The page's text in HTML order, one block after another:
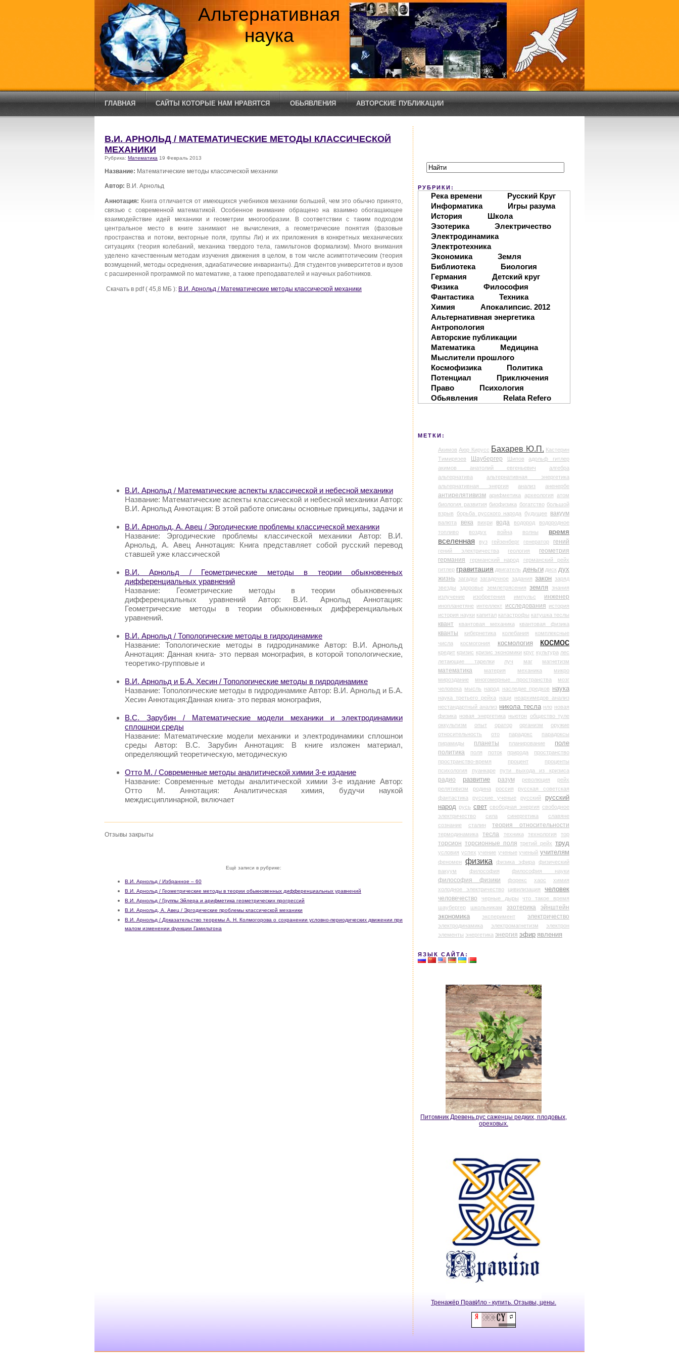
Альтернативная
наука
ГЛАВНАЯ САЙТЫ КОТОРЫЕ НАМ НРАВЯТСЯ ОБЬЯВЛЕНИЯ АВТОРСКИЕ ПУБЛИКАЦИИ
В.И. АРНОЛЬД / МАТЕМАТИЧЕСКИЕ МЕТОДЫ КЛАССИЧЕСКОЙ
МЕХАНИКИ
Рубрика: Математика 19 Февраль 2013
Название: Математические методы классической механики
Автор: В.И. Арнольд
Аннотация: Книга отличается от имеющихся учебников механики большей, чем это обычно принято,
связью с современной математикой. Особенное внимание обращено на взаимно обогащающее
взаимодействие идей механики и геометрии многообразии. В соответствии с таким подходом
центральное место в книге занимают не вычисления, а геометрические понятия (фазовые
пространства и потоки, векторные поля, группы Ли) и их приложения в конкретных механических
ситуациях (теория колебаний, механика твердого тела, гамильтонов формализм). Много внимания
уделено качественным методам изучения движения в целом, в том числе асимптотическим (теория
возмущений, методы осреднения, адиабатические инварианты). Для студентов университетов и вузов
с расширенной программой по математике, а также преподавателей и научных работников.
Скачать в pdf ( 45,8 МБ ): В.И. Арнольд / Математические методы классической механики
В.И. Арнольд / Математические аспекты классической и небесной механики
Название: Математические аспекты классической и небесной механики Автор:
В.И. Арнольд Аннотация: В этой работе описаны основные принципы, задачи и
В.И. Арнольд, А. Авец / Эргодические проблемы классической механики
Название: Эргодические проблемы классической механики Автор: В.И.
Арнольд, А. Авец Аннотация: Книга представляет собой русский перевод
ставшей уже классической
В.И. Арнольд / Геометрические методы в теории обыкновенных
дифференциальных уравнений
Название: Геометрические методы в теории обыкновенных
дифференциальных уравнений Автор: В.И. Арнольд Аннотация:
Геометрические методы в теории обыкновенных дифференциальных
уравнений.
В.И. Арнольд / Топологические методы в гидродинамике
Название: Топологические методы в гидродинамике Автор: В.И. Арнольд
Аннотация: Данная книга- это первая монография, в которой топологиче­ские,
теоретико-групповые и
В.И. Арнольд и Б.А. Хесин / Топологические методы в гидродинамике
Название: Топологические методы в гидродинамике Автор: В.И. Арнольд и Б.А.
Хесин Аннотация:Данная книга- это первая монография,
В.С. Зарубин / Математические модели механики и электродинамики
сплошнои среды
Название: Математические модели механики и электродинамики сплошнои
среды Автор: В.С. Зарубин Аннотация: В книге изложен материал,
определяющий теоретическую, методическую
Отто М. / Современные методы аналитической химии 3-е издание
Название: Современные методы аналитической химии 3-е издание Автор:
Отто М. Аннотация: Аналитическая химия, будучи наукой
междисциплинарной, включает
Отзывы закрыты
Ещё записи в рубрике:
В.И. Арнольд / Избранное – 60
В.И. Арнольд / Геометрические методы в теории обыкновенных дифференциальных уравнений
В.И. Арнольд / Группы Эйлера и арифметика геометрических прогрессий
В.И. Арнольд, А. Авец / Эргодические проблемы классической механики
В.И. Арнольд / Доказательство теоремы А. Н. Колмогорова о сохранении условно-периодических движении при
малом изменении функции Гамильтона
РУБРИКИ:
Река времени
Русский Круг
Информатика
Игры разума
История
Школа
Эзотерика
Электричество
Электродинамика
Электротехника
Экономика
Земля
Библиотека
Биология
Германия
Детский круг
Физика
Философия
Фантастика
Техника
Химия
Апокалипсис. 2012
Альтернативная энергетика
Антропология
Авторские публикации
Математика
Медицина
Мыслители прошлого
Космофизика
Политика
Потенциал
Приключения
Право
Психология
Обьявления
Relata Refero
МЕТКИ:
Акимов Аюр Кирусс Бахарев Ю.П. Кастерин
Тимирязев
Шаубергер Шипов
адольф гитлер
акимов анатолий евгеньевич
алгебра
альтернатива
альтернативная энергетика
альтернативная энергия
анализ аненербе
антирелятивизм арифметика археология атом
биология развития биофизика богатство большой
взрыв
борьба русского народа будущее вакуум
валюта века вихри вода водород
водородное
топливо
воздух война волны
время
вселенная
вуз гейзенберг генератор гений
гений электричества геология
геометрия
германия
германский народ
германский рейх
гитлер гравитация двигатель деньги диск дух
жизнь загадки загадочное задания закон заряд
звезды
здоровье землетрясения земля
знания
излучение
изобретения импульс инженер
инопланетяне интеллект исследования история
история науки капитал катастрофы катушка теслы
квант квантовая механика квантовая физика
кванты кибернетика колебания
комплексные
числа
космогония космология космос
кредит кризис кризис экономики круг культура лес
летающие тарелки
луч маг магнетизм
математика материя механика
микро
мироздание
многомерные пространства
мозг
человека мысль народ наследие предков наука
наука третьего рейха наци
неархимедов анализ
нестандартный анализ никола тесла нло новая
физика новая энергетика ньютон общество туле
оккультизм
опыт оратор организм
оружие
относительность
ото парадокс
парадоксы
пирамиды
планеты планирование
поле
политика
поля поток природа
пространство
пространство-время
процент
проценты
психология
пуанкаре пути выхода из кризиса
радио развитие разум революция
рейх
релятивизм
родина россия
русская советская
фантастика
русские ученые русский
русский
народ русь свет свободная энергия свободное
электричество
сила синергетика
славяне
сознание
сталин теория относительности
термодинамика тесла техника технология тор
торсион торсионные поля третий рейх труд
условия успех учение ученые ученый учителям
феномен физика физика эфира
физический
вакуум
философия философия науки
философия физики форекс хаос
химия
холодное электричество
цивилизация человек
человечество черные дыры
что такое время
шаубергер
школьникам эзотерика
эйнштейн
экономика
эксперимент электричество
электродинамика электромагнетизм
электрон
элементы энергетика энергия эфир явления
ЯЗЫК САЙТА:
Питомник Древень.рус саженцы редких, плодовых,
ореховых.
Тренажёр ПравИло - купить. Отзывы, цены.